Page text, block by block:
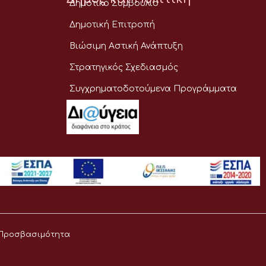
Δημοτικό Συμβούλιο
Δημοτική Επιτροπή
Βιώσιμη Αστική Ανάπτυξη
Στρατηγικός Σχεδιασμός
Συγχρηματοδοτούμενα Προγράμματα